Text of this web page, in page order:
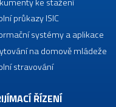
průkazy ISIC
systémy a aplikace
na domově mládeže
stravování
ŘÍZENÍ